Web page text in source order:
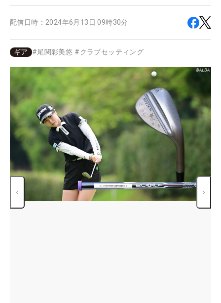
配信日時： 2024年6月13日 09時30分
ギア #尾関彩美悠 # クラブセッティング